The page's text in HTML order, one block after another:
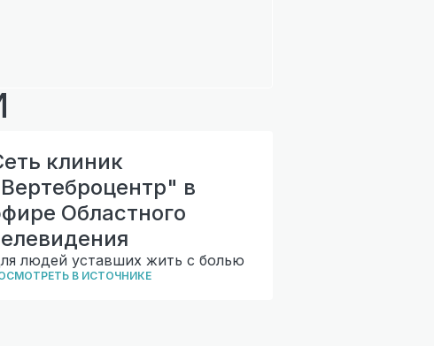
клиник
в
Областного
людей уставших жить с болью
В ИСТОЧНИКЕ